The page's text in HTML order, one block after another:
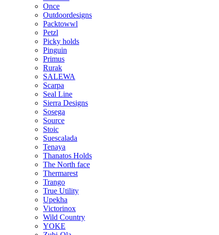
Once
Outdoordesigns
Packtowwl
Petzl
Picky holds
Pinguin
Primus
Rurak
SALEWA
Scarpa
Seal Line
Sierra Designs
Sosega
Source
Stoic
Suescalada
Tenaya
Thanatos Holds
The North face
Thermarest
Trango
True Utility
Upekha
Victorinox
Wild Country
YOKE